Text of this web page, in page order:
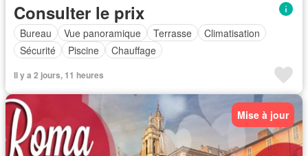
Consulter le prix
Bureau Vue panoramique Terrasse
Climatisation
Sécurité
Piscine Chauffage
Il y a 2 jours, 11 heures
Mise à jour